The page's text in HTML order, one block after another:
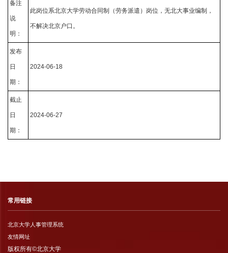
备注
说
明：
此岗位系北京大学劳动合同制（劳务派遣）岗位，无北大事业编制，
不解决北京户口。
发布
日
期：
2024-06-18
截止
日
期：
2024-06-27
常用链接
北京大学人事管理系统
友情网址
版权所有©北京大学